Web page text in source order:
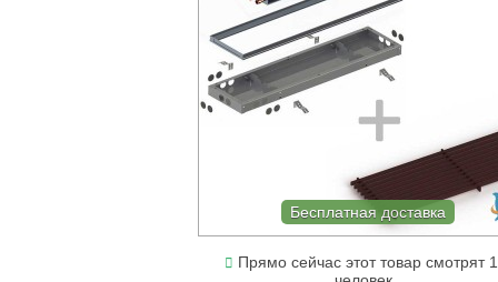
Бесплатная доставка
Прямо сейчас этот товар смотрят